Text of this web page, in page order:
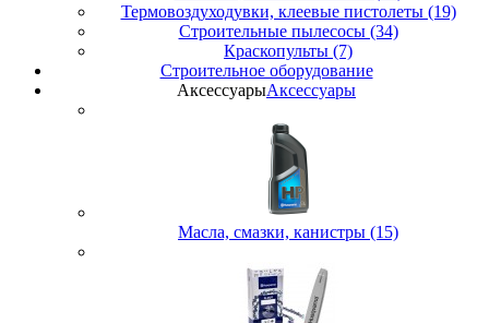
Термовоздуходувки, клеевые пистолеты (19)
Строительные пылесосы (34)
Краскопульты (7)
Строительное оборудование
АксессуарыАксессуары
Масла, смазки, канистры (15)